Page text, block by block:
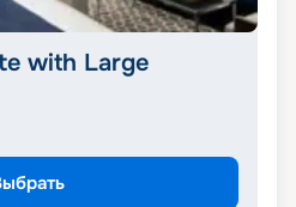
with Large